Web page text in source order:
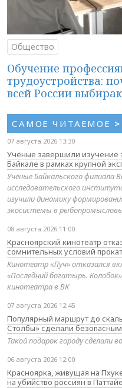
Общество
Обучение
трудоустройства:
всей России
САМОЕ ЧИТАЕМОЕ >
07 августа 2026 13:30
Учёные завершили изучение
Байкале в рамках крупной
Учёные Байкальского филиала
исследовательского
изучили динамику
экосистемы в
08 августа 2026 11:00
Красноярский кинотеатр
сомнительных условий
Кинотеатр «Луч» отказался
«Последний богатырь.
кинотеатра в ВК
07 августа 2026 12:45
Популярный маршрут до
Столбы» сделали
Такой подарок городу
06 августа 2026 12:00
Красноярка, живущая на
на убийство россиян в